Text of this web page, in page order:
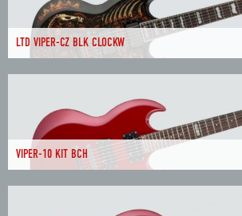
LTD VIPER-CZ BLK CLOCKW
VIPER-10 KIT BCH